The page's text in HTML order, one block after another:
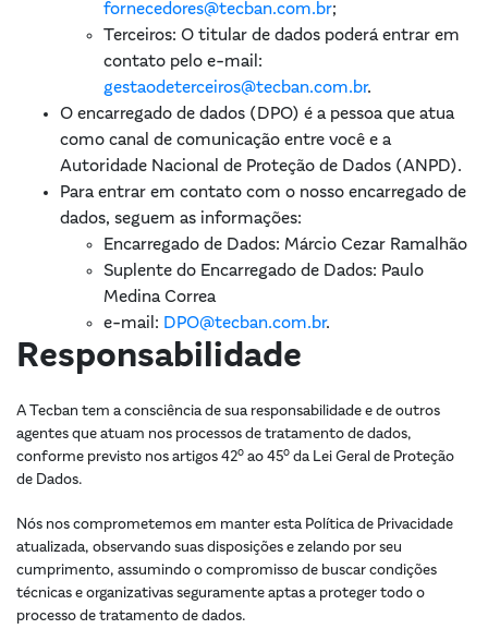
fornecedores@tecban.com.br;
Terceiros: O titular de dados poderá entrar em
contato pelo e-mail:
gestaodeterceiros@tecban.com.br.
O encarregado de dados (DPO) é a pessoa que atua
como canal de comunicação entre você e a
Autoridade Nacional de Proteção de Dados (ANPD).
Para entrar em contato com o nosso encarregado de
dados, seguem as informações:
Encarregado de Dados: Márcio Cezar Ramalhão
Suplente do Encarregado de Dados: Paulo
Medina Correa
e-mail: DPO@tecban.com.br.
Responsabilidade
A Tecban tem a consciência de sua responsabilidade e de outros
agentes que atuam nos processos de tratamento de dados,
conforme previsto nos artigos 42o ao 45o da Lei Geral de Proteção
de Dados.
Nós nos comprometemos em manter esta Política de Privacidade
atualizada, observando suas disposições e zelando por seu
cumprimento, assumindo o compromisso de buscar condições
técnicas e organizativas seguramente aptas a proteger todo o
processo de tratamento de dados.